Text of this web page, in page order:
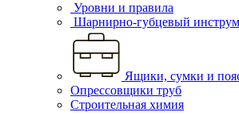
Уровни и правила
Шарнирно-губцевый
Ящики, сумки и
Опрессовщики труб
Строительная химия